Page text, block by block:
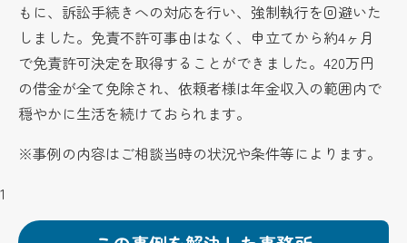
もに、訴訟手続きへの対応を行い、強制執行を回避いた
しました。免責不許可事由はなく、申立てから約4ヶ月
で免責許可決定を取得することができました。420万円
の借金が全て免除され、依頼者様は年金収入の範囲内で
穏やかに生活を続けておられます。
※事例の内容はご相談当時の状況や条件等によります。
1